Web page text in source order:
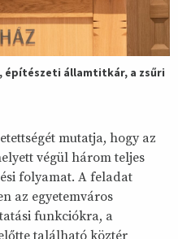
építészeti államtitkár, a zsűri
mutatja, hogy az
végül három teljes
folyamat. A feladat
az egyetemváros
funkciókra, a